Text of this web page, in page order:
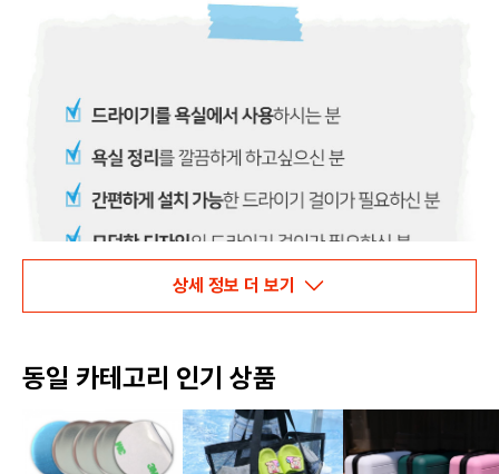
상세 정보 더 보기
동일 카테고리 인기 상품